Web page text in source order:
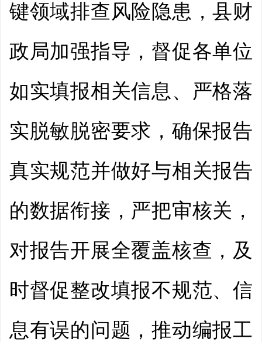
键领域排查风险隐患，县财
政局加强指导，督促各单位
如实填报相关信息、严格落
实脱敏脱密要求，确保报告
真实规范并做好与相关报告
的数据衔接，严把审核关，
对报告开展全覆盖核查，及
时督促整改填报不规范、信
息有误的问题，推动编报工